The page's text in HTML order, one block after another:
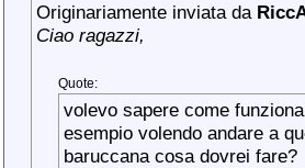
Originariamente inviata da
Ciao ragazzi,
Quote:
volevo sapere come
esempio volendo andare a
baruccana cosa dovrei fare?